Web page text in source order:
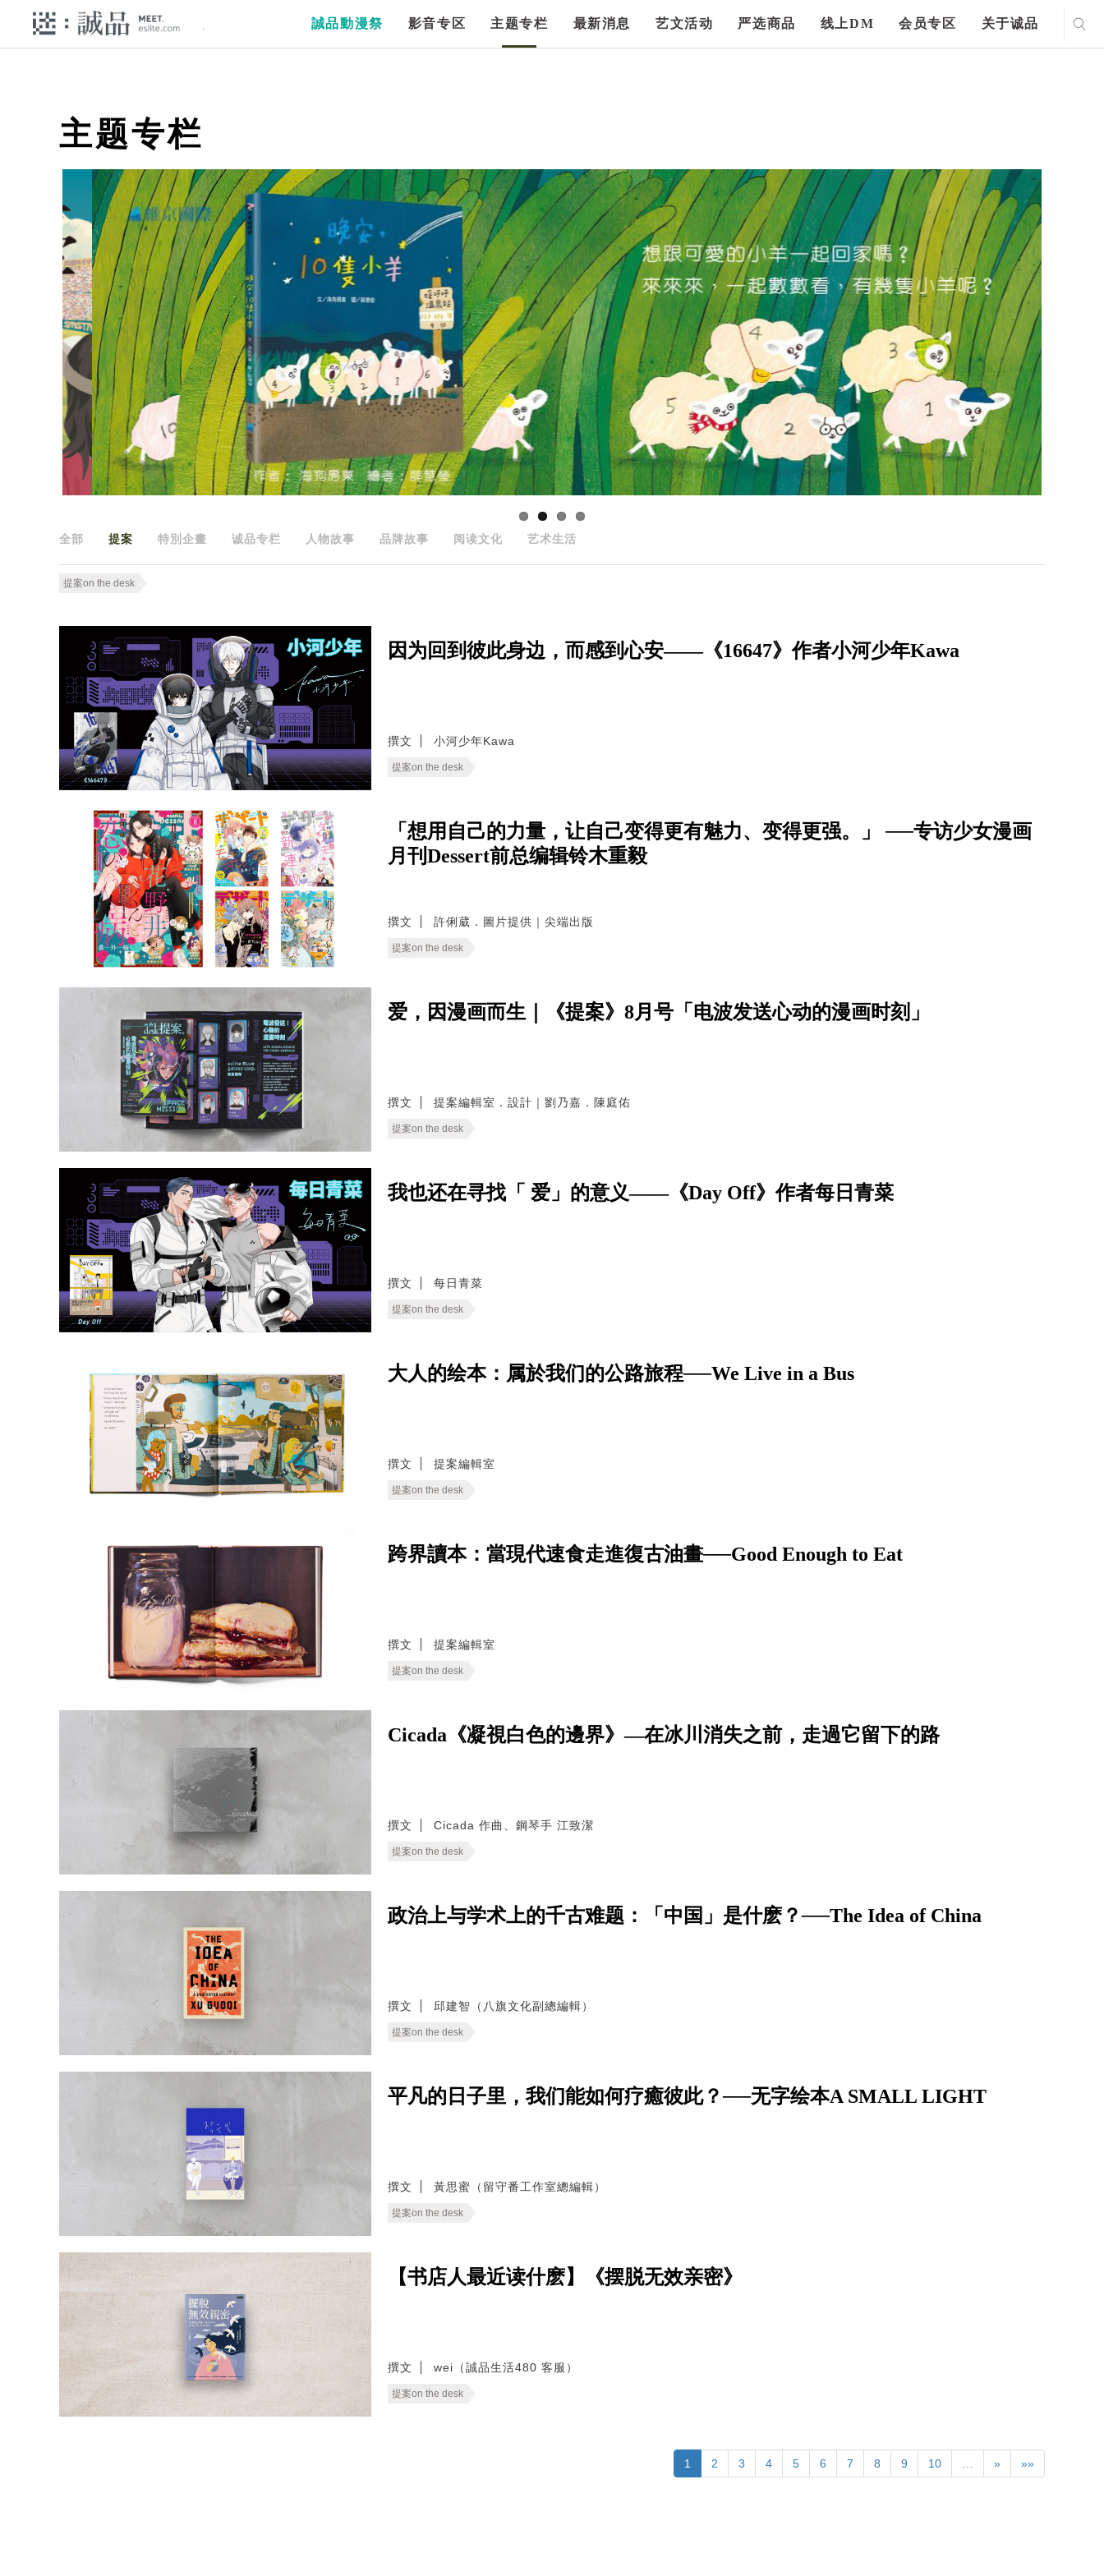
誠品動漫祭 影音专区 主题专栏 最新消息 艺文活动 严选商品 线上DM 会员专区 关于诚品
主题专栏
全部 提案 特別企畫 诚品专栏 人物故事 品牌故事 阅读文化 艺术生活
提案on the desk
因为回到彼此身边，而感到心安——《16647》作者小河少年Kawa
撰文 小河少年Kawa
提案on the desk
「想用自己的力量，让自己变得更有魅力、变得更强。」 ──专访少女漫画
月刊Dessert前总编辑铃木重毅
撰文 許俐葳．圖片提供｜尖端出版
提案on the desk
爱，因漫画而生｜《提案》8月号「电波发送心动的漫画时刻」
撰文 提案編輯室．設計｜劉乃嘉．陳庭佑
提案on the desk
我也还在寻找「 爱」的意义——《Day Off》作者每日青菜
撰文 每日青菜
提案on the desk
大人的绘本：属於我们的公路旅程──We Live in a Bus
撰文 提案編輯室
提案on the desk
跨界讀本：當現代速食走進復古油畫──Good Enough to Eat
撰文 提案編輯室
提案on the desk
Cicada《凝視白色的邊界》—在冰川消失之前，走過它留下的路
撰文 Cicada 作曲、鋼琴手 江致潔
提案on the desk
政治上与学术上的千古难题：「中国」是什麽？──The Idea of China
撰文 邱建智（八旗文化副總編輯）
提案on the desk
平凡的日子里，我们能如何疗癒彼此？──无字绘本A SMALL LIGHT
撰文 黃思蜜（留守番工作室總編輯）
提案on the desk
【书店人最近读什麽】《摆脱无效亲密》
撰文 wei（誠品生活480 客服）
提案on the desk
1 2 3 4 5 6 7 8 9 10 … » »»